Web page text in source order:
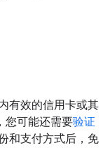
有效的信用卡或其
您可能还需要验证
和支付方式后，免